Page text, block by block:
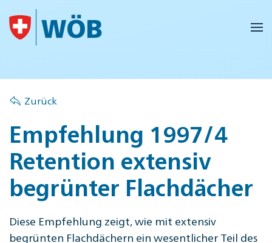
Skip to main content
Zurück
Empfehlung 1997/4
Retention extensiv
begrünter Flachdächer
Diese Empfehlung zeigt, wie mit extensiv
begrünten Flachdächern ein wesentlicher Teil des